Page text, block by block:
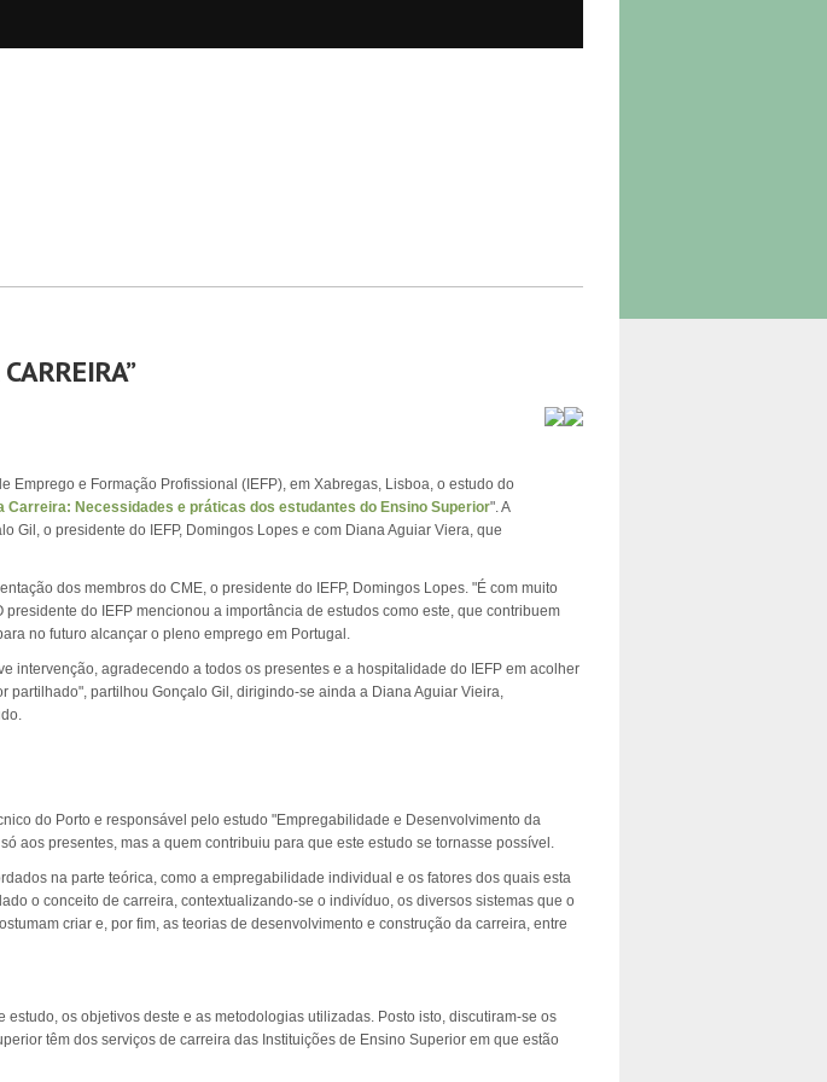
e Formação Profissional (IEFP), em Xabregas, Lisboa, o estudo do
Carreira: Necessidades e práticas dos estudantes do Ensino Superior". A
Gil, o presidente do IEFP, Domingos Lopes e com Diana Aguiar Viera, que
dos membros do CME, o presidente do IEFP, Domingos Lopes. "É com muito
do IEFP mencionou a importância de estudos como este, que contribuem
no futuro alcançar o pleno emprego em Portugal.
intervenção, agradecendo a todos os presentes e a hospitalidade do IEFP em acolher
partilhou Gonçalo Gil, dirigindo-se ainda a Diana Aguiar Vieira,
do Porto e responsável pelo estudo "Empregabilidade e Desenvolvimento da
aos presentes, mas a quem contribuiu para que este estudo se tornasse possível.
na parte teórica, como a empregabilidade individual e os fatores dos quais esta
o conceito de carreira, contextualizando-se o indivíduo, os diversos sistemas que o
criar e, por fim, as teorias de desenvolvimento e construção da carreira, entre
os objetivos deste e as metodologias utilizadas. Posto isto, discutiram-se os
têm dos serviços de carreira das Instituições de Ensino Superior em que estão